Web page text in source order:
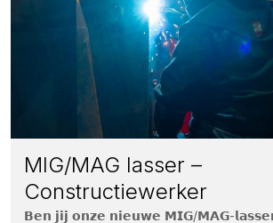
MIG/MAG lasser –
Constructiewerker
𝗕𝗲𝗻 𝗷𝗶𝗷 𝗼𝗻𝘇𝗲 𝗻𝗶𝗲𝘂𝘄𝗲 𝗠𝗜𝗚/𝗠𝗔𝗚-